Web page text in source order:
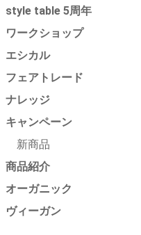
style table 5周年
ワークショップ
エシカル
フェアトレード
ナレッジ
キャンペーン
新商品
商品紹介
オーガニック
ヴィーガン